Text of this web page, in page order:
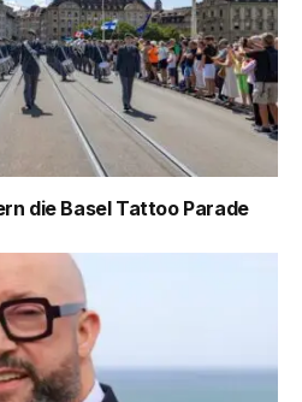
die Basel Tattoo Parade